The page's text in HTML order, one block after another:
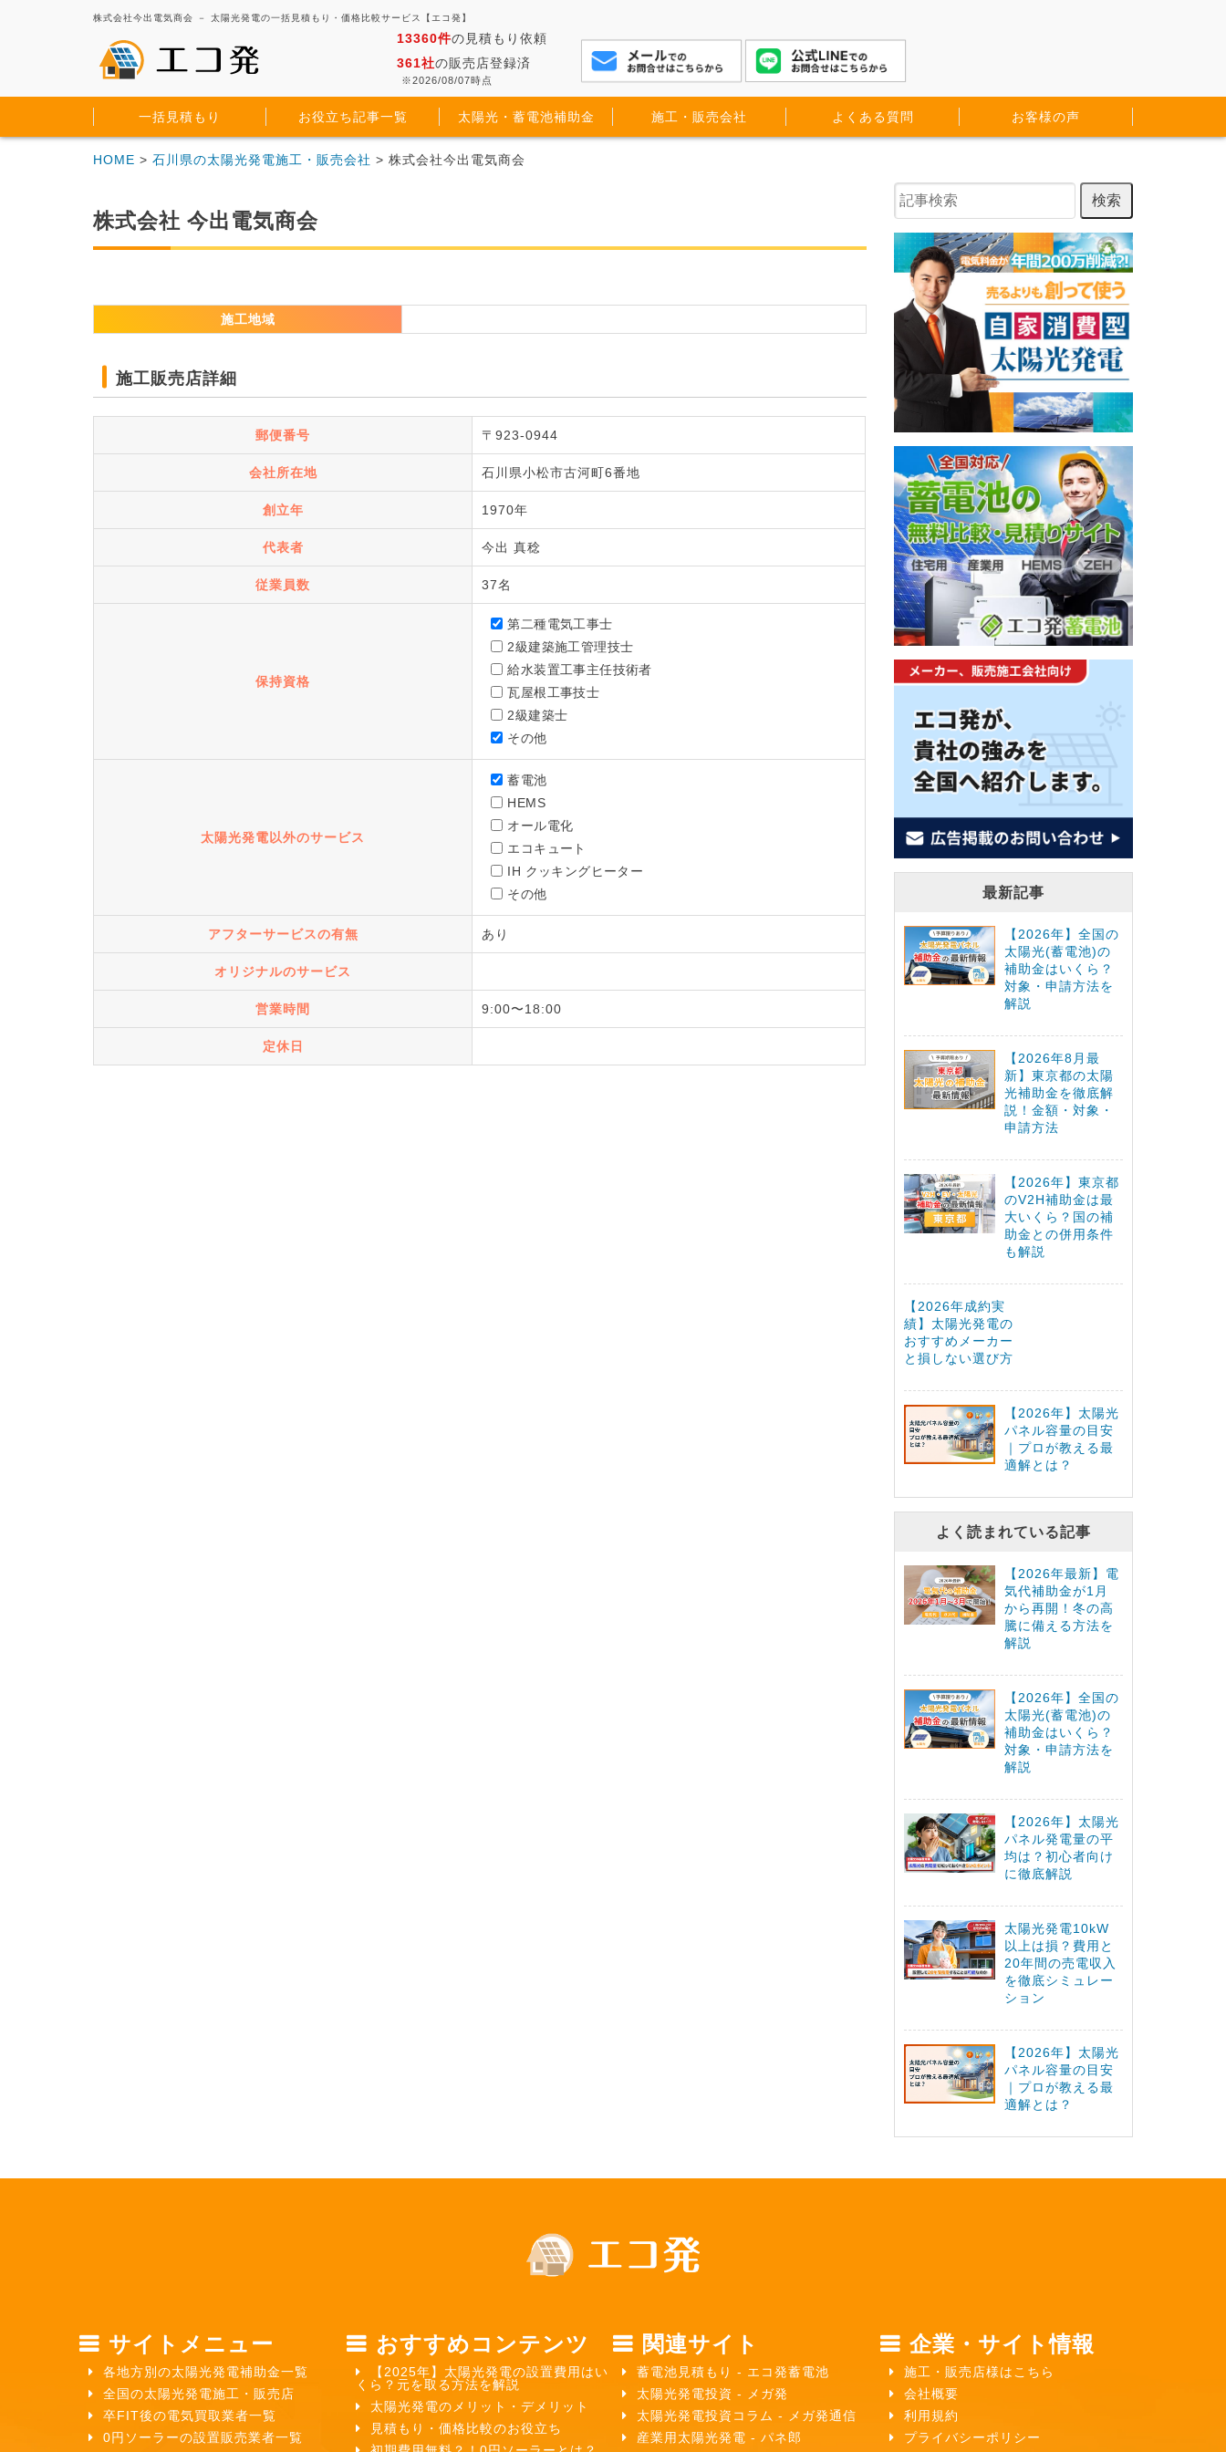
株式会社今出電気商会 － 太陽光発電の一括見積もり・価格比較サービス【エコ発】
13360件の見積もり依頼
361社の販売店登録済
※2026/08/07時点
一括見積もり お役立ち記事一覧 太陽光・蓄電池補助金 施工・販売会社 よくある質問 お客様の声
HOME > 石川県の太陽光発電施工・販売会社 > 株式会社今出電気商会
株式会社 今出電気商会
施工地域
施工販売店詳細
郵便番号 〒923-0944
会社所在地 石川県小松市古河町6番地
創立年 1970年
代表者 今出 真稔
従業員数 37名
保持資格
第二種電気工事士
2級建築施工管理技士
給水装置工事主任技術者
瓦屋根工事技士
2級建築士
その他
太陽光発電以外のサービス
蓄電池
HEMS
オール電化
エコキュート
IH クッキングヒーター
その他
アフターサービスの有無 あり
オリジナルのサービス
営業時間 9:00〜18:00
定休日
最新記事
【2026年】全国の
太陽光(蓄電池)の
補助金はいくら？
対象・申請方法を
解説
【2026年8月最
新】東京都の太陽
光補助金を徹底解
説！金額・対象・
申請方法
【2026年】東京都
のV2H補助金は最
大いくら？国の補
助金との併用条件
も解説
【2026年成約実
績】太陽光発電の
おすすめメーカー
と損しない選び方
【2026年】太陽光
パネル容量の目安
｜プロが教える最
適解とは？
よく読まれている記事
【2026年最新】電
気代補助金が1月
から再開！冬の高
騰に備える方法を
解説
【2026年】全国の
太陽光(蓄電池)の
補助金はいくら？
対象・申請方法を
解説
【2026年】太陽光
パネル発電量の平
均は？初心者向け
に徹底解説
太陽光発電10kW
以上は損？費用と
20年間の売電収入
を徹底シミュレー
ション
【2026年】太陽光
パネル容量の目安
｜プロが教える最
適解とは？
サイトメニュー
各地方別の太陽光発電補助金一覧
全国の太陽光発電施工・販売店
卒FIT後の電気買取業者一覧
0円ソーラーの設置販売業者一覧
おすすめコンテンツ
【2025年】太陽光発電の設置費用はい
くら？元を取る方法を解説
太陽光発電のメリット・デメリット
見積もり・価格比較のお役立ち
関連サイト
蓄電池見積もり - エコ発蓄電池
太陽光発電投資 - メガ発
太陽光発電投資コラム - メガ発通信
産業用太陽光発電 - パネ郎
企業・サイト情報
施工・販売店様はこちら
会社概要
利用規約
プライバシーポリシー